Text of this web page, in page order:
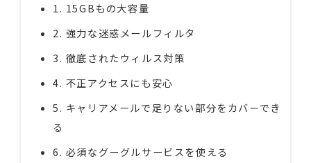
1. 15GBもの大容量
2. 強力な迷惑メールフィルタ
3. 徹底されたウィルス対策
4. 不正アクセスにも安心
5. キャリアメールで足りない部分をカバーでき
る
6. 必須なグーグルサービスを使える